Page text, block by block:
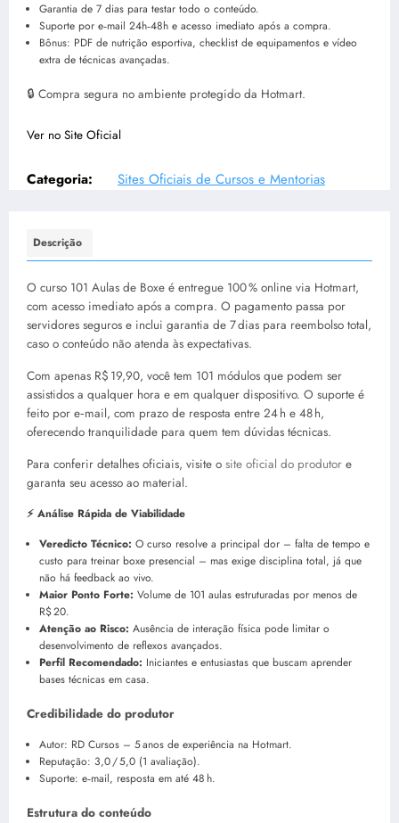
Garantia de 7 dias para testar todo o conteúdo.
Suporte por e‑mail 24h‑48h e acesso imediato após a compra.
Bônus: PDF de nutrição esportiva, checklist de equipamentos e vídeo
extra de técnicas avançadas.
🔒 Compra segura no ambiente protegido da Hotmart.
Ver no Site Oficial
Categoria: Sites Oficiais de Cursos e Mentorias
Descrição
O curso 101 Aulas de Boxe é entregue 100 % online via Hotmart,
com acesso imediato após a compra. O pagamento passa por
servidores seguros e inclui garantia de 7 dias para reembolso total,
caso o conteúdo não atenda às expectativas.
Com apenas R$ 19,90, você tem 101 módulos que podem ser
assistidos a qualquer hora e em qualquer dispositivo. O suporte é
feito por e‑mail, com prazo de resposta entre 24 h e 48 h,
oferecendo tranquilidade para quem tem dúvidas técnicas.
Para conferir detalhes oficiais, visite o site oficial do produtor e
garanta seu acesso ao material.
⚡ Análise Rápida de Viabilidade
Veredicto Técnico: O curso resolve a principal dor – falta de tempo e
custo para treinar boxe presencial – mas exige disciplina total, já que
não há feedback ao vivo.
Maior Ponto Forte: Volume de 101 aulas estruturadas por menos de
R$ 20.
Atenção ao Risco: Ausência de interação física pode limitar o
desenvolvimento de reflexos avançados.
Perfil Recomendado: Iniciantes e entusiastas que buscam aprender
bases técnicas em casa.
Credibilidade do produtor
Autor: RD Cursos – 5 anos de experiência na Hotmart.
Reputação: 3,0 / 5,0 (1 avaliação).
Suporte: e‑mail, resposta em até 48 h.
Estrutura do conteúdo